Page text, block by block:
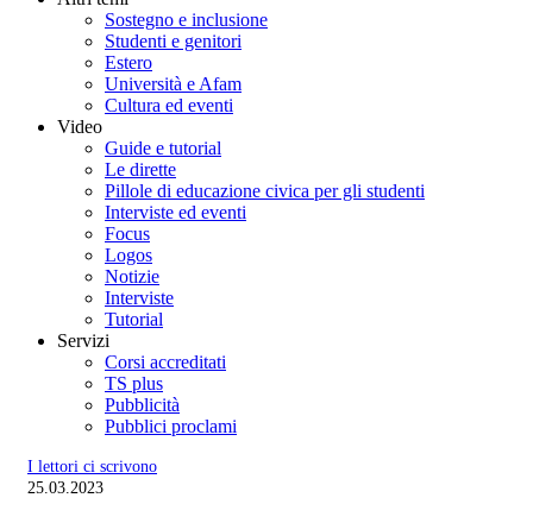
Sostegno e inclusione
Studenti e genitori
Estero
Università e Afam
Cultura ed eventi
Video
Guide e tutorial
Le dirette
Pillole di educazione civica per gli studenti
Interviste ed eventi
Focus
Logos
Notizie
Interviste
Tutorial
Servizi
Corsi accreditati
TS plus
Pubblicità
Pubblici proclami
I lettori ci scrivono
25.03.2023